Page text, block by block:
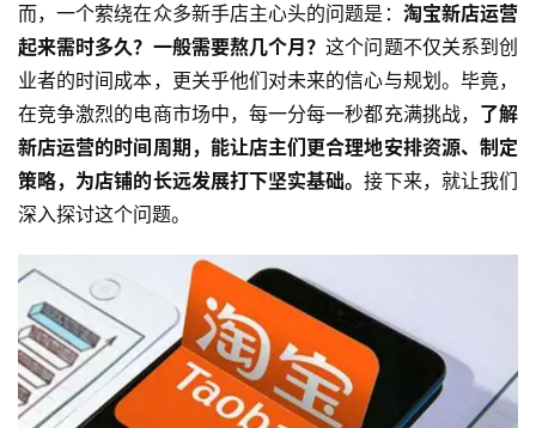
而，一个萦绕在众多新手店主心头的问题是： 淘宝新店运营
起来需时多久？一般需要熬几个月？这个问题不仅关系到创
业者的时间成本，更关乎他们对未来的信心与规划。毕竟，
在竞争激烈的电商市场中，每一分每一秒都充满挑战， 了解
新店运营的时间周期，能让店主们更合理地安排资源、制定
策略，为店铺的长远发展打下坚实基础。接下来，就让我们
深入探讨这个问题。